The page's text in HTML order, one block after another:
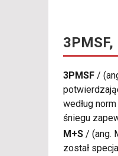
3PMSF,
3PMSF /
według
śniegu
M+S / (ang.
został